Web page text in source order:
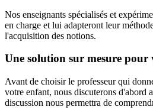
Nos enseignants spécialisés et
en charge et lui adapteront leur
l'acquisition des notions.
Une solution sur mesure pour
Avant de choisir le professeur qui
votre enfant, nous discuterons d'abord
discussion nous permettra de